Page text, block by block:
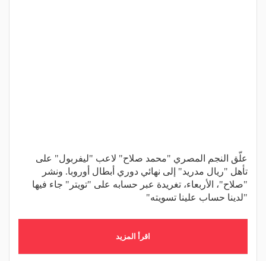
علّق النجم المصري "محمد صلاح" لاعب "ليفربول" على
تأهل "ريال مدريد" إلى نهائي دوري أبطال أوروبا. ونشر
"صلاح"، الأربعاء، تغريدة عبر حسابه على "تويتر" جاء فيها
"لدينا حساب علينا تسويته"
اقرأ المزيد